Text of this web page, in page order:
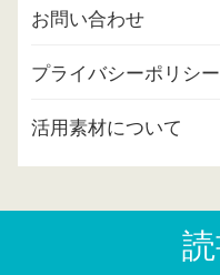
お問い合わせ
プライバシーポリシー
活用素材について